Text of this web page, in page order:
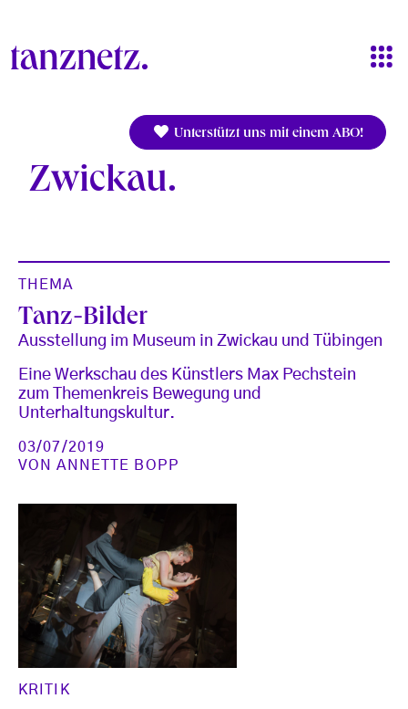
Unterstützt uns mit einem ABO!
Zwickau
THEMA
Tanz-Bilder
Ausstellung im Museum in Zwickau und Tübingen
Eine Werkschau des Künstlers Max Pechstein
zum Themenkreis Bewegung und
Unterhaltungskultur.
03/07/2019
VONANNETTE BOPP
KRITIK